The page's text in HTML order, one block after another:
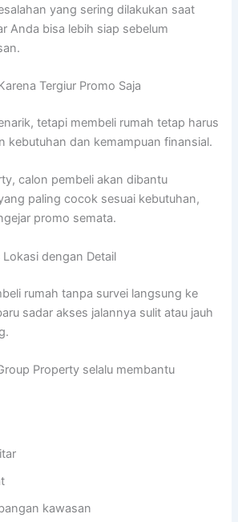
yang sering dilakukan saat
Anda bisa lebih siap sebelum
Tergiur Promo Saja
tetapi membeli rumah tetap harus
kebutuhan dan kemampuan finansial.
calon pembeli akan dibantu
paling cocok sesuai kebutuhan,
promo semata.
dengan Detail
rumah tanpa survei langsung ke
sadar akses jalannya sulit atau jauh
Property selalu membantu
kawasan